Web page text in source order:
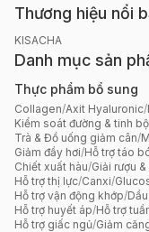
Thương hiệu nổi
KISACHA
Danh mục sản
Thực phẩm bổ sung
Collagen/Axit Hyaluronic/
Kiểm soát đường & tinh
Trà & Đồ uống giảm cân/
Giảm đầy hơi/Hỗ trợ táo
Chiết xuất hàu/Giải rượu
Hỗ trợ thị lực/Canxi/
Hỗ trợ vận động khớp/
Hỗ trợ huyết áp/Hỗ trợ
Hỗ trợ giấc ngủ/Giảm